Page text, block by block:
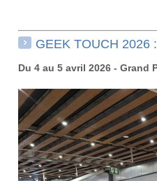
GEEK TOUCH 2026
Du 4 au 5 avril 2026 - Grand